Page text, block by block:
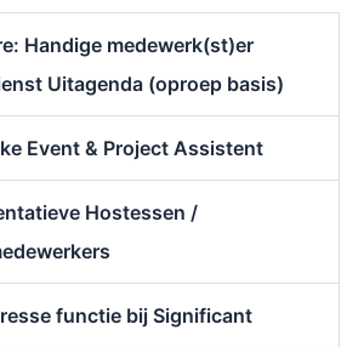
Handige medewerk(st)er
Uitagenda (oproep basis)
Event & Project Assistent
Hostessen /
functie bij Significant